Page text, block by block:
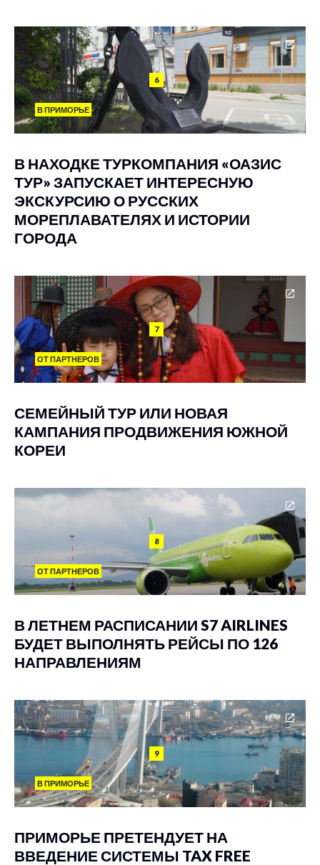
6
В ПРИМОРЬЕ
В НАХОДКЕ ТУРКОМПАНИЯ «ОАЗИС
ТУР» ЗАПУСКАЕТ ИНТЕРЕСНУЮ
ЭКСКУРСИЮ О РУССКИХ
МОРЕПЛАВАТЕЛЯХ И ИСТОРИИ
ГОРОДА
7
ОТ ПАРТНЕРОВ
СЕМЕЙНЫЙ ТУР ИЛИ НОВАЯ
КАМПАНИЯ ПРОДВИЖЕНИЯ ЮЖНОЙ
КОРЕИ
8
ОТ ПАРТНЕРОВ
В ЛЕТНЕМ РАСПИСАНИИ S7 AIRLINES
БУДЕТ ВЫПОЛНЯТЬ РЕЙСЫ ПО 126
НАПРАВЛЕНИЯМ
9
В ПРИМОРЬЕ
ПРИМОРЬЕ ПРЕТЕНДУЕТ НА
ВВЕДЕНИЕ СИСТЕМЫ TAX FREE